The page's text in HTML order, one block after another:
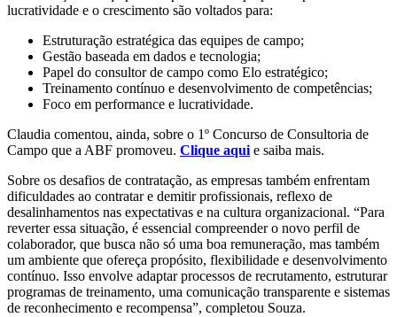
lucratividade e o crescimento são voltados para:
Estruturação estratégica das equipes de campo;
Gestão baseada em dados e tecnologia;
Papel do consultor de campo como Elo estratégico;
Treinamento contínuo e desenvolvimento de competências;
Foco em performance e lucratividade.
Claudia comentou, ainda, sobre o 1º Concurso de Consultoria de
Campo que a ABF promoveu. Clique aqui e saiba mais.
Sobre os desafios de contratação, as empresas também enfrentam
dificuldades ao contratar e demitir profissionais, reflexo de
desalinhamentos nas expectativas e na cultura organizacional. “Para
reverter essa situação, é essencial compreender o novo perfil de
colaborador, que busca não só uma boa remuneração, mas também
um ambiente que ofereça propósito, flexibilidade e desenvolvimento
contínuo. Isso envolve adaptar processos de recrutamento, estruturar
programas de treinamento, uma comunicação transparente e sistemas
de reconhecimento e recompensa”, completou Souza.